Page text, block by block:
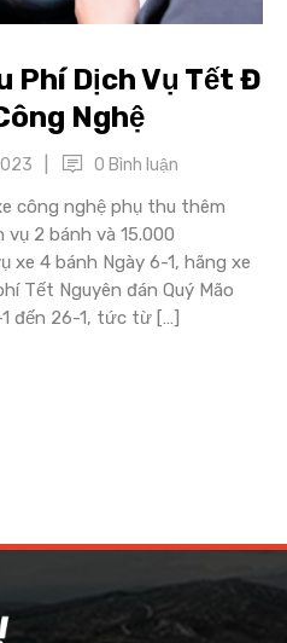
Phí Dịch Vụ Tết Đ
Nghệ
0 Bình luận
công nghệ phụ thu thêm
2 bánh và 15.000
xe 4 bánh Ngày 6-1, hãng xe
Tết Nguyên đán Quý Mão
đến 26-1, tức từ […]